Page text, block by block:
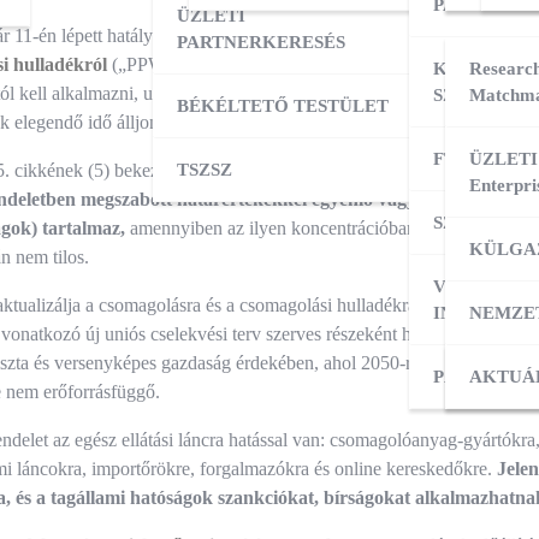
ÜZLETI
PARTNERKERESÉS
BÉKÉLTETŐ TESTÜLET
TSZSZ
KÜLPIACI
ÜZLETI
FT
INDÍTÁSA
11-én lépett hatályba az Európai Parlament és a Tanács 2024.
hulladékról („PPWR rendelet”). A PPWR rendelet, így közvetlenül
kell alkalmazni, ugyanakkor több cikkre és csomagolástípusra
elegendő idő álljon a felkészülésre.
cikkének (5) bekezdése alapján
2026. augusztus 12-től nem
megszabott határértékekkel egyenlő vagy azokat
tartalmaz, amennyiben az ilyen koncentrációban PFA-
nem tilos.
a csomagolásra és a csomagolási hulladékra vonatkozó
vonatkozó új uniós cselekvési terv szerves részeként hozzá fog járulni
és versenyképes gazdaság érdekében, ahol 2050-re megszűnik a
nem erőforrásfüggő.
az egész ellátási láncra hatással van: csomagolóanyag-
láncokra, importőrökre, forgalmazókra és online kereskedőkre.
és a tagállami hatóságok szankciókat, bírságokat